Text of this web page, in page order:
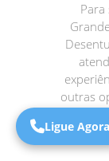
outras
a
Ligue